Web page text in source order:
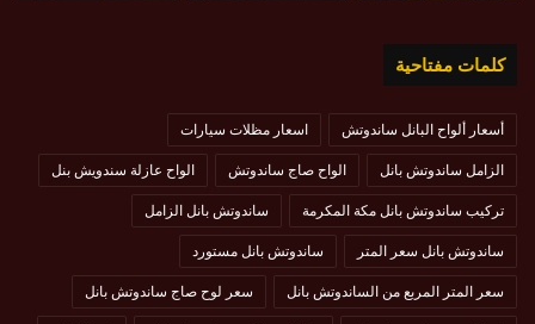
كلمات مفتاحية
أسعار ألواح البانل ساندوتش اسعار مظلات سيارات
الزامل ساندوتش بانل الواح صاج ساندوتش الواح عازلة سندويش بنل
تركيب ساندوتش بانل مكة المكرمة ساندوتش بانل الزامل
ساندوتش بانل سعر المتر ساندوتش بانل مستورد
سعر المتر المربع من الساندوتش بانل سعر لوح صاج ساندوتش بانل